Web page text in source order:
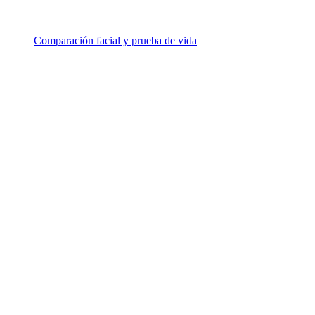
Comparación facial y prueba de vida